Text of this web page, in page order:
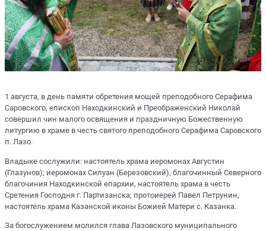
1 августа, в день памяти обретения мощей преподобного Серафима
Саровского, епископ Находкинский и Преображенский Николай
совершил чин малого освящения и праздничную Божественную
литургию в храме в честь святого преподобного Серафима Саровского
п. Лазо.
Владыке сослужили: настоятель храма иеромонах Августин
(Глазунов); иеромонах Силуан (Березовский), благочинный Северного
благочиния Находкинской епархии, настоятель храма в честь
Сретения Господня г. Партизанска; протоиерей Павел Петрунин,
настоятель храма Казанской иконы Божией Матери с. Казанка.
За богослужением молился глава Лазовского муниципального